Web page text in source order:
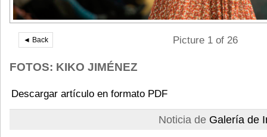
◄ Back Picture 1 of 26
FOTOS: KIKO JIMÉNEZ
Descargar artículo en formato PDF
Noticia de Galería de